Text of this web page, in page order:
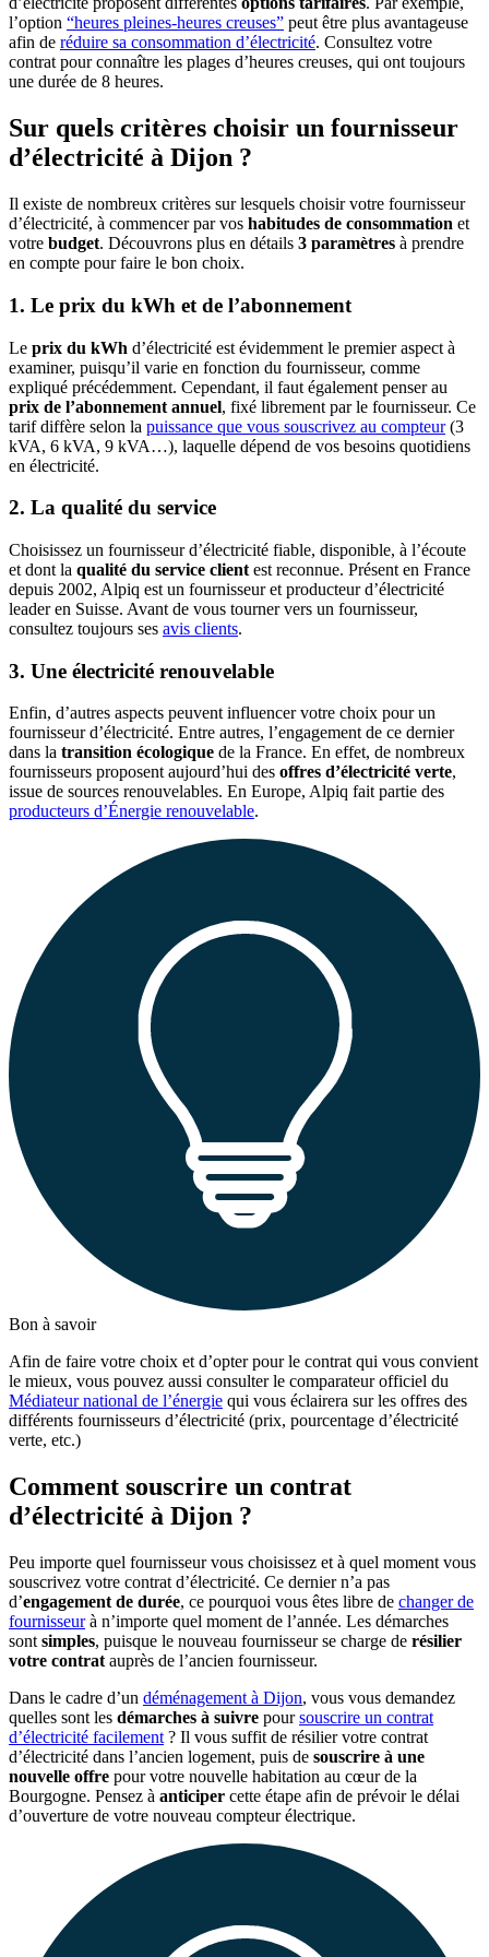
l’option “heures pleines-heures creuses” peut être plus avantageuse
afin de réduire sa consommation d’électricité. Consultez votre
contrat pour connaître les plages d’heures creuses, qui ont toujours
une durée de 8 heures.
Sur quels critères choisir un fournisseur
d’électricité à Dijon ?
Il existe de nombreux critères sur lesquels choisir votre fournisseur
d’électricité, à commencer par vos habitudes de consommation et
votre budget. Découvrons plus en détails 3 paramètres à prendre
en compte pour faire le bon choix.
1. Le prix du kWh et de l’abonnement
Le prix du kWh d’électricité est évidemment le premier aspect à
examiner, puisqu’il varie en fonction du fournisseur, comme
expliqué précédemment. Cependant, il faut également penser au
prix de l’abonnement annuel, fixé librement par le fournisseur. Ce
tarif diffère selon la puissance que vous souscrivez au compteur(3
kVA, 6 kVA, 9 kVA…), laquelle dépend de vos besoins quotidiens
en électricité.
2. La qualité du service
Choisissez un fournisseur d’électricité fiable, disponible, à l’écoute
et dont la qualité du service client est reconnue. Présent en France
depuis 2002, Alpiq est un fournisseur et producteur d’électricité
leader en Suisse. Avant de vous tourner vers un fournisseur,
consultez toujours ses avis clients.
3. Une électricité renouvelable
Enfin, d’autres aspects peuvent influencer votre choix pour un
fournisseur d’électricité. Entre autres, l’engagement de ce dernier
dans la transition écologique de la France. En effet, de nombreux
fournisseurs proposent aujourd’hui des offres d’électricité verte,
issue de sources renouvelables. En Europe, Alpiq fait partie des
producteurs d’Énergie renouvelable.
Bon à savoir
Afin de faire votre choix et d’opter pour le contrat qui vous convient
le mieux, vous pouvez aussi consulter le comparateur officiel du
Médiateur national de l’énergie qui vous éclairera sur les offres des
différents fournisseurs d’électricité (prix, pourcentage d’électricité
verte, etc.)
Comment souscrire un contrat
d’électricité à Dijon ?
Peu importe quel fournisseur vous choisissez et à quel moment vous
souscrivez votre contrat d’électricité. Ce dernier n’a pas
d’engagement de durée, ce pourquoi vous êtes libre de changer de
fournisseurà n’importe quel moment de l’année. Les démarches
sont simples, puisque le nouveau fournisseur se charge de résilier
votre contrat auprès de l’ancien fournisseur.
Dans le cadre d’un déménagement à Dijon, vous vous demandez
quelles sont les démarches à suivre poursouscrire un contrat
d’électricité facilement ? Il vous suffit de résilier votre contrat
d’électricité dans l’ancien logement, puis de souscrire à une
nouvelle offre pour votre nouvelle habitation au cœur de la
Bourgogne. Pensez à anticiper cette étape afin de prévoir le délai
d’ouverture de votre nouveau compteur électrique.